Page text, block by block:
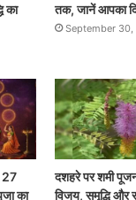
का
तक, जानें आपका
September 30,
27
का
दशहरे पर शमी
विजय, समृद्धि और